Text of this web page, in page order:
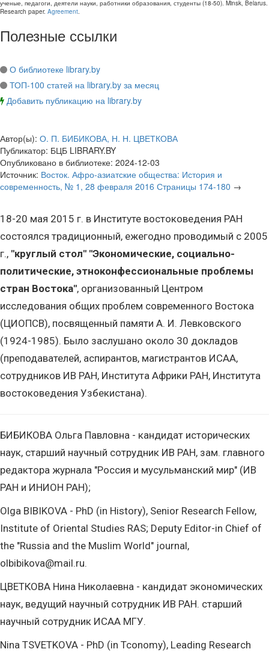
ученые, педагоги, деятели науки, работники образования, студенты (18-50). Minsk, Belarus.
Research paper. Agreement.
Полезные ссылки
О библиотеке library.by
ТОП-100 статей на library.by за месяц
Добавить публикацию на library.by
Автор(ы): О. П. БИБИКОВА, Н. Н. ЦВЕТКОВА
Публикатор: БЦБ LIBRARY.BY
Опубликовано в библиотеке: 2024-12-03
Источник: Восток. Афро-азиатские общества: История и
современность, № 1, 28 февраля 2016 Страницы 174-180 →
18-20 мая 2015 г. в Институте востоковедения РАН
состоялся традиционный, ежегодно проводимый с 2005
г., "круглый стол" "Экономические, социально-
политические, этноконфессиональные проблемы
стран Востока", организованный Центром
исследования общих проблем современного Востока
(ЦИОПСВ), посвященный памяти А. И. Левковского
(1924-1985). Было заслушано около 30 докладов
(преподавателей, аспирантов, магистрантов ИСАА,
сотрудников ИВ РАН, Института Африки РАН, Института
востоковедения Узбекистана).
БИБИКОВА Ольга Павловна - кандидат исторических
наук, старший научный сотрудник ИВ РАН, зам. главного
редактора журнала "Россия и мусульманский мир" (ИВ
РАН и ИНИОН РАН);
Olga BIBIKOVA - PhD (in History), Senior Research Fellow,
Institute of Oriental Studies RAS; Deputy Editor-in Chief of
the "Russia and the Muslim World" journal,
olbibikova@mail.ru.
ЦВЕТКОВА Нина Николаевна - кандидат экономических
наук, ведущий научный сотрудник ИВ РАН. старший
научный сотрудник ИСАА МГУ.
Nina TSVETKOVA - PhD (in Tconomy), Leading Research